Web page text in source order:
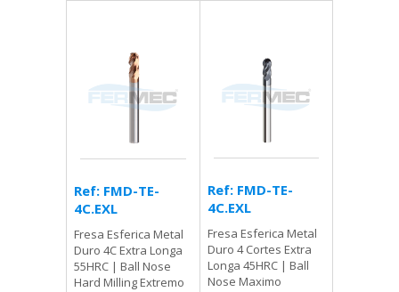
Ref: FMD-TE-
4C.EXL
Fresa Esferica Metal
Duro 4C Extra Longa
55HRC | Ball Nose
Hard Milling Extremo
Ref: FMD-TE-
4C.EXL
Fresa Esferica Metal
Duro 4 Cortes Extra
Longa 45HRC | Ball
Nose Maximo